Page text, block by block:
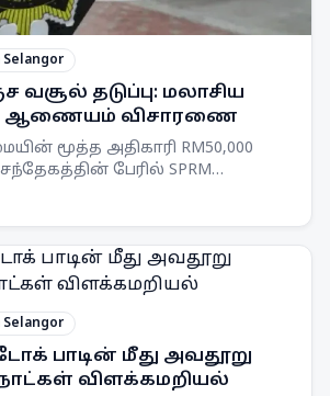
Selangor
வசூல் தடுப்பு: மலாசிய
ஆணையம் விசாரணை
மூத்த அதிகாரி RM50,000
பேரில் SPRM
Selangor
பாடின் மீது அவதூறு
நாட்கள் விளக்கமறியல்